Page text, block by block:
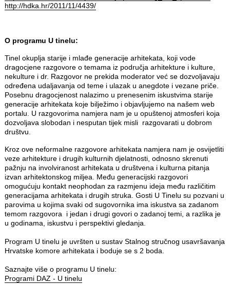
http://hdka.hr/2011/11/4439/
O programu U tinelu:
Tinel okuplja starije i mlađe generacije arhitekata, koji vode
dragocjene razgovore o temama iz područja arhitekture i kulture,
nekulture i dr. Razgovor ne prekida moderator već se dozvoljavaju
određena udaljavanja od teme i ulazak u anegdote i vezane priče.
Posebnu dragocjenost nalazimo u prenesenim iskustvima starije
generacije arhitekata koje bilježimo i objavljujemo na našem web
portalu. U razgovorima namjera nam je u opuštenoj atmosferi koja
dozvoljava slobodan i nesputan tijek misli razgovarati u dobrom
društvu.
Kroz ove neformalne razgovore arhitekata namjera nam je osvijetliti
veze arhitekture i drugih kulturnih djelatnosti, odnosno skrenuti
pažnju na involviranost arhitekata u društvena i kulturna pitanja
izvan arhitektonskog miljea. Među generacijski razgovori
omogućuju kontakt neophodan za razmjenu ideja među različitim
generacijama arhitekata i drugih struka. Gosti U Tinelu su pozvani u
parovima u kojima svaki od sugovornika ima iskustva sa zadanom
temom razgovora i jedan i drugi govori o zadanoj temi, a razlika je
u godinama, iskustvu i perspektivi gledanja.
Program U tinelu je uvršten u sustav Stalnog stručnog usavršavanja
Hrvatske komore arhitekata i boduje se s 2 boda.
Saznajte više o programu U tinelu:
Programi DAZ - U tinelu